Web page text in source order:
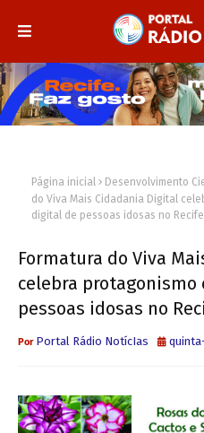
Página inicial Desenvolvimento
do Viva Mais Cidadania Digital
digital de pessoas idosas no Recife
Formatura do Viva
celebra
pessoas idosas no
Portal Rádio NotícIas